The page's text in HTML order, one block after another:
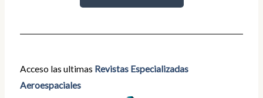
Acceso las ultimas Revistas Especializadas
Aeroespaciales